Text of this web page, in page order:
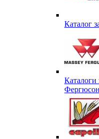
Каталог
Каталоги